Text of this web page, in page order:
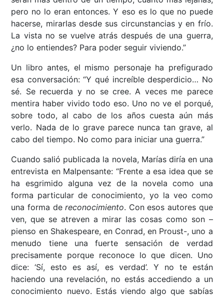
pero no lo eran entonces. Y eso es lo que no puede
hacerse, mirarlas desde sus circunstancias y en frío.
La vista no se vuelve atrás después de una guerra,
¿no lo entiendes? Para poder seguir viviendo.”
Un libro antes, el mismo personaje ha prefigurado
esa conversación: “Y qué increíble desperdicio… No
sé. Se recuerda y no se cree. A veces me parece
mentira haber vivido todo eso. Uno no ve el porqué,
sobre todo, al cabo de los años cuesta aún más
verlo. Nada de lo grave parece nunca tan grave, al
cabo del tiempo. No como para iniciar una guerra.”
Cuando salió publicada la novela, Marías diría en una
entrevista en Malpensante: “Frente a esa idea que se
ha esgrimido alguna vez de la novela como una
forma particular de conocimiento, yo la veo como
una forma dereconocimiento. Con esos autores que
ven, que se atreven a mirar las cosas como son –
pienso en Shakespeare, en Conrad, en Proust-, uno a
menudo tiene una fuerte sensación de verdad
precisamente porque reconoce lo que dicen. Uno
dice: ‘Sí, esto es así, es verdad’. Y no te están
haciendo una revelación, no estás accediendo a un
conocimiento nuevo. Estás viendo algo que sabías